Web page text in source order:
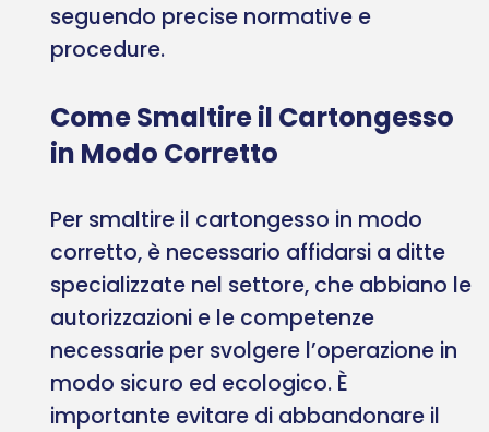
seguendo precise normative e
procedure.
Come Smaltire il Cartongesso
in Modo Corretto
Per smaltire il cartongesso in modo
corretto, è necessario affidarsi a ditte
specializzate nel settore, che abbiano le
autorizzazioni e le competenze
necessarie per svolgere l’operazione in
modo sicuro ed ecologico. È
importante evitare di abbandonare il